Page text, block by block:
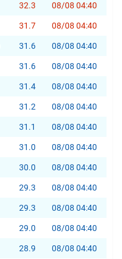
32.3 08/08 04:40
31.7 08/08 04:40
31.6 08/08 04:40
31.6 08/08 04:40
31.4 08/08 04:40
31.2 08/08 04:40
31.1 08/08 04:40
31.0 08/08 04:40
30.0 08/08 04:40
29.3 08/08 04:40
29.3 08/08 04:40
29.0 08/08 04:40
28.9 08/08 04:40